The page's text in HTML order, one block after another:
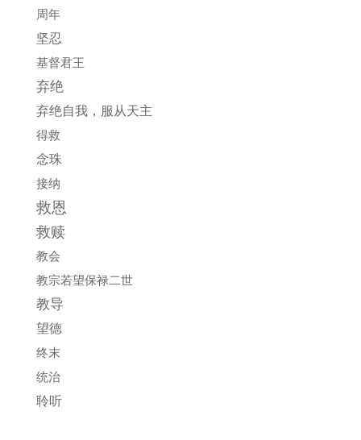
周年
坚忍
基督君王
弃绝
弃绝自我，服从天主
得救
念珠
接纳
救恩
救赎
教会
教宗若望保禄二世
教导
望德
终末
统治
聆听